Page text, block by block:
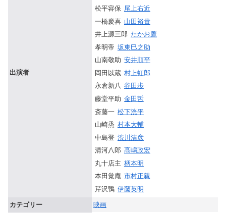
出演者
松平容保 尾上右近
一橋慶喜 山田裕貴
井上源三郎 たかお鷹
孝明帝 坂東巳之助
山南敬助 安井順平
岡田以蔵 村上虹郎
永倉新八 谷田歩
藤堂平助 金田哲
斎藤一 松下洸平
山崎烝 村本大輔
中島登 渋川清彦
清河八郎 髙嶋政宏
丸十店主 柄本明
本田覚庵 市村正親
芹沢鴨 伊藤英明
カテゴリー
映画